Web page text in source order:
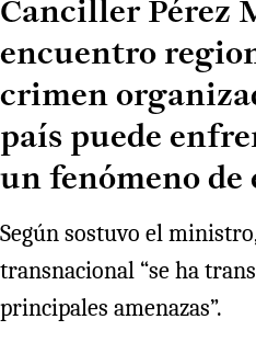
Canciller Pérez
encuentro
crimen
país puede
un fenómeno
Según sostuvo el
transnacional “se ha
principales amenazas”.